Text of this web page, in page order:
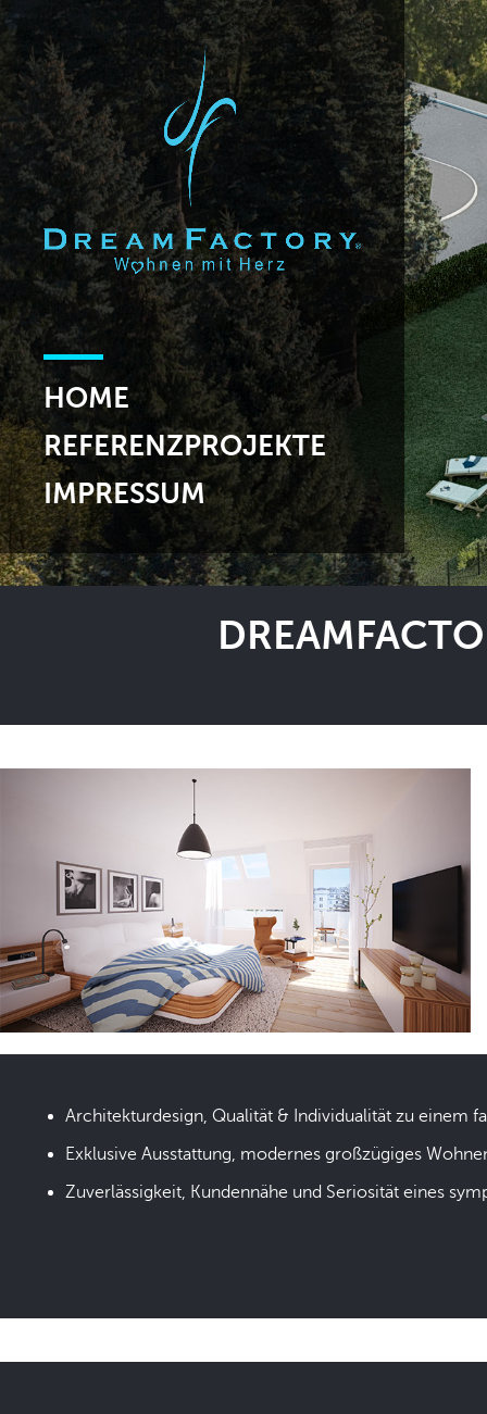
HOME
REFERENZPROJEKTE
IMPRESSUM
Architekturdesign, Qualität & Individualität zu einem
Exklusive Ausstattung, modernes großzügiges
Zuverlässigkeit, Kundennähe und Seriosität eines